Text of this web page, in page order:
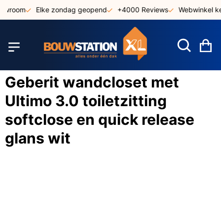
naar
Elke zondag geopend +4000 Reviews Webwinkel
Geberit wandcloset met
Ultimo 3.0 toiletzitting
softclose en quick release
glans wit